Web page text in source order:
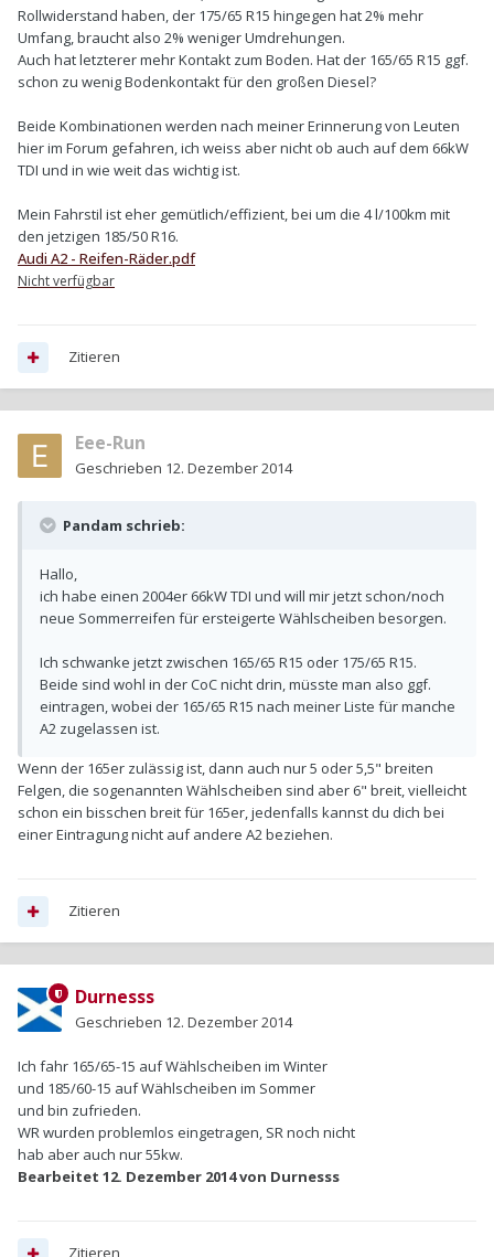
Rollwiderstand haben, der 175/65 R15 hingegen hat 2% mehr
Umfang, braucht also 2% weniger Umdrehungen.
Auch hat letzterer mehr Kontakt zum Boden. Hat der 165/65 R15 ggf.
schon zu wenig Bodenkontakt für den großen Diesel?
Beide Kombinationen werden nach meiner Erinnerung von Leuten
hier im Forum gefahren, ich weiss aber nicht ob auch auf dem 66kW
TDI und in wie weit das wichtig ist.
Mein Fahrstil ist eher gemütlich/effizient, bei um die 4 l/100km mit
den jetzigen 185/50 R16.
Audi A2 - Reifen-Räder.pdf
Nicht verfügbar
Zitieren
Eee-Run
Geschrieben 12. Dezember 2014
Pandam schrieb:
Hallo,
ich habe einen 2004er 66kW TDI und will mir jetzt schon/noch
neue Sommerreifen für ersteigerte Wählscheiben besorgen.
Ich schwanke jetzt zwischen 165/65 R15 oder 175/65 R15.
Beide sind wohl in der CoC nicht drin, müsste man also ggf.
eintragen, wobei der 165/65 R15 nach meiner Liste für manche
A2 zugelassen ist.
Wenn der 165er zulässig ist, dann auch nur 5 oder 5,5" breiten
Felgen, die sogenannten Wählscheiben sind aber 6" breit, vielleicht
schon ein bisschen breit für 165er, jedenfalls kannst du dich bei
einer Eintragung nicht auf andere A2 beziehen.
Zitieren
Durnesss
Geschrieben 12. Dezember 2014
Ich fahr 165/65-15 auf Wählscheiben im Winter
und 185/60-15 auf Wählscheiben im Sommer
und bin zufrieden.
WR wurden problemlos eingetragen, SR noch nicht
hab aber auch nur 55kw.
Bearbeitet 12. Dezember 2014von Durnesss
Zitieren